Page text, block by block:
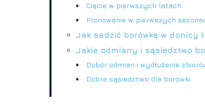
Cięcie w pierwszych latach
Plonowanie w pierwszych
Jak sadzić borówkę w donicy
Jakie odmiany i sąsiedztwo
Dobór odmian i wydłużenie
Dobre sąsiedztwo dla borówki